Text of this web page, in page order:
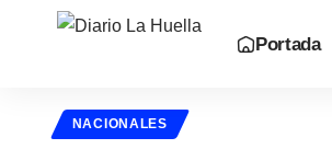
Portada
NACIONALES